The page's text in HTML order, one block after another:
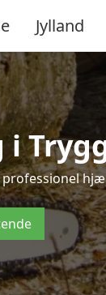
Jylland
professionel